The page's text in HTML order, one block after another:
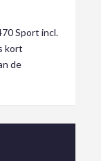
Sport incl.
kort
de